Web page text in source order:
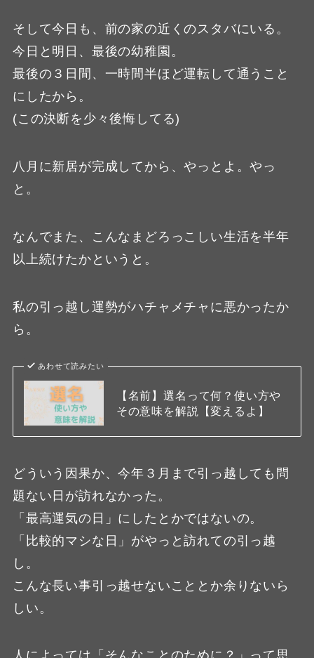
そして今日も、前の家の近くのスタバにいる。
今日と明日、最後の幼稚園。
最後の３日間、一時間半ほど運転して通うこと
にしたから。
(この決断を少々後悔してる)
八月に新居が完成してから、やっとよ。やっ
と。
なんでまた、こんなまどろっこしい生活を半年
以上続けたかというと。
私の引っ越し運勢がハチャメチャに悪かったか
ら。
あわせて読みたい
【名前】選名って何？使い方や
その意味を解説【変えるよ】
どういう因果か、今年３月まで引っ越しても問
題ない日が訪れなかった。
「最高運気の日」にしたとかではないの。
「比較的マシな日」がやっと訪れての引っ越
し。
こんな長い事引っ越せないこととか余りないら
しい。